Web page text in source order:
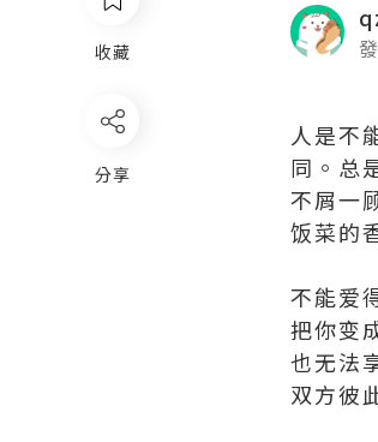
人是不
同。总
不屑一
饭菜的
不能爱
把你变
也无法
双方彼
收藏
分享